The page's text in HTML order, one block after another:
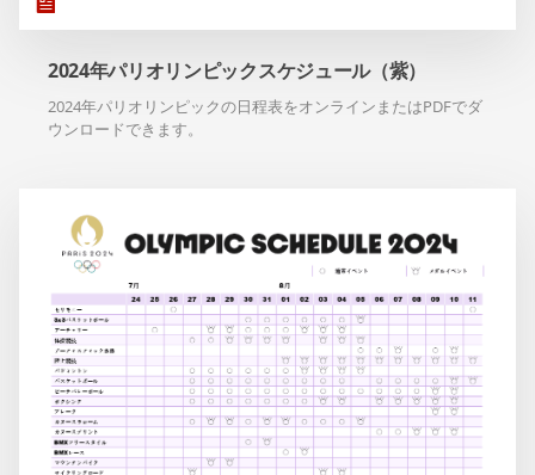
2024年パリオリンピックスケジュール（紫）
2024年パリオリンピックの日程表をオンラインまたはPDFでダ
ウンロードできます。